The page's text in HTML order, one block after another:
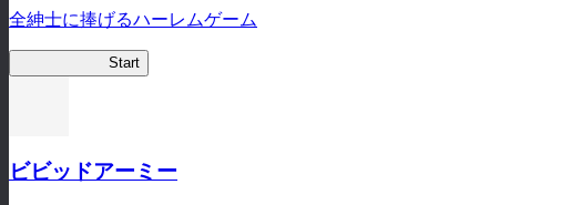
全紳士に捧げるハーレムゲーム
Start
ビビッドアーミー